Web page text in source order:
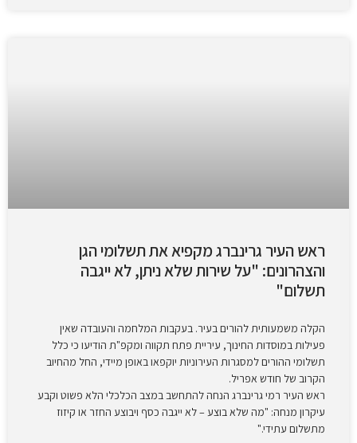
ראש העיר גרינברג מקפיא את תשלומי הגן
והצהרונים: "על שירות שלא ניתן, לא ייגבה
תשלום"
הקלה משמעותית להורים בעיר. בעקבות המלחמה והעובדה שאין
פעילות במוסדות החינוך, עיריית פתח תקווה ומקפ"ת הודיעו כי כלל
תשלומי ההורים למסגרות העירוניות יוקפאו באופן מיידי, החל מהחיוב
הקרוב של חודש אפריל.
ראש העיר רמי גרינברג הנחה להתחשב במצב הכלכלי הלא פשוט וקבע
עיקרון מנחה: "מה שלא בוצע – לא ייגבה כסף ויבוצע החזר או קיזוז
מתשלום עתידי."